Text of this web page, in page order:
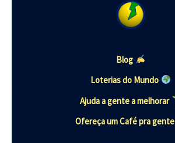
Blog
Loterias do Mundo
Ajuda a gente a melhorar
Ofereça um Café pra gente